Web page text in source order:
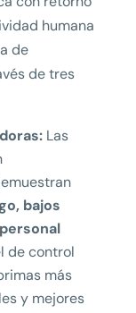
humana
de
de tres
Las
bajos
de control
más
y mejores